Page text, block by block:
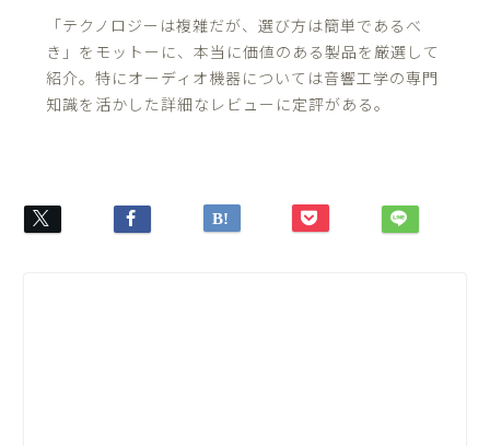
「テクノロジーは複雑だが、選び方は簡単であるべ
き」をモットーに、本当に価値のある製品を厳選して
紹介。特にオーディオ機器については音響工学の専門
知識を活かした詳細なレビューに定評がある。